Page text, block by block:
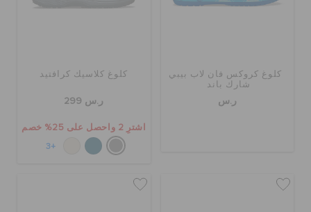
كلوغ كروكس فان لاب بيبي
شارك باند
ر.س
كلوغ كلاسيك كرافتيد
ر.س 299
اشترِ 2 واحصل على 25% خصم
+3